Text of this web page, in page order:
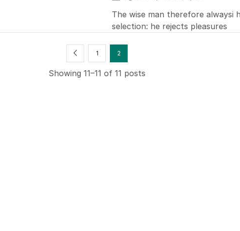
The wise man therefore
selection: he rejects pleasures
Showing 11–11 of 11 posts
1 2